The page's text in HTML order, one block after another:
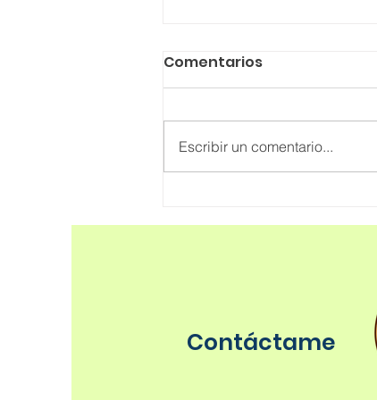
¿ahora qué?
Comentarios
Escribir un comentario...
Contáctame